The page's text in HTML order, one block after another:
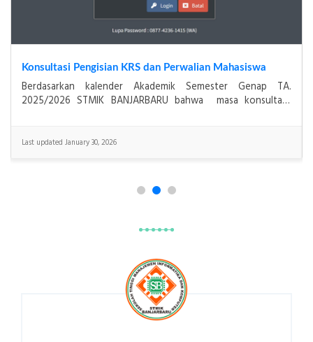
Konsultasi Pengisian KRS dan Perwalian Mahasiswa
Berdasarkan kalender Akademik Semester Genap TA.
2025/2026 STMIK BANJARBARU bahwa masa konsultasi
Last updated January 30, 2026